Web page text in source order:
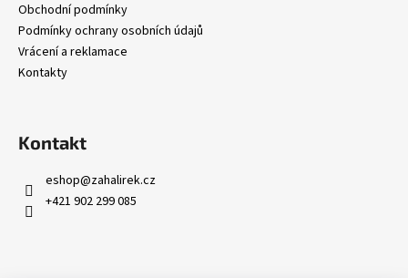
Obchodní podmínky
Podmínky ochrany osobních údajů
Vrácení a reklamace
Kontakty
Kontakt
eshop@zahalirek.cz
+421 902 299 085